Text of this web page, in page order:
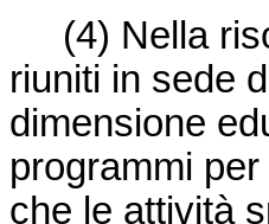
(4) Nella
riuniti in sede
dimensione
programmi
che le attività